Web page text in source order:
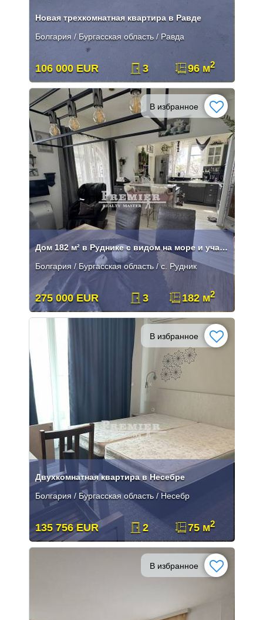
Новая трехкомнатная квартира в Равде
Болгария / Бургасская область / Равда
106 000 EUR 3 96 м2
В избранное
Дом 182 м² в Руднике с видом на море и участком 300 м²
Болгария / Бургасская область / с. Рудник
275 000 EUR 3 182 м2
В избранное
Двухкомнатная квартира в Несебре
Болгария / Бургасская область / Несебр
135 756 EUR 2 75 м2
В избранное